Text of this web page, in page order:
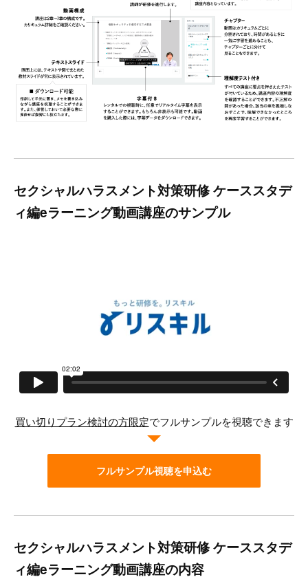
セクシャルハラスメント対策研修 ケーススタデ
ィ編eラーニング動画講座のサンプル
買い切りプラン検討の方限定でフルサンプルを視聴できます
フルサンプル視聴を申込む
セクシャルハラスメント対策研修 ケーススタデ
ィ編eラーニング動画講座の内容